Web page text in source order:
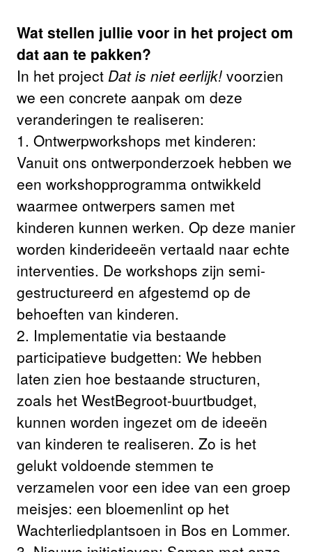
Wat stellen jullie voor in het project om
dat aan te pakken?
In het project Dat is niet eerlijk! voorzien
we een concrete aanpak om deze
veranderingen te realiseren:
1. Ontwerpworkshops met kinderen:
Vanuit ons ontwerponderzoek hebben we
een workshopprogramma ontwikkeld
waarmee ontwerpers samen met
kinderen kunnen werken. Op deze manier
worden kinderideeën vertaald naar echte
interventies. De workshops zijn semi-
gestructureerd en afgestemd op de
behoeften van kinderen.
2. Implementatie via bestaande
participatieve budgetten: We hebben
laten zien hoe bestaande structuren,
zoals het WestBegroot-buurtbudget,
kunnen worden ingezet om de ideeën
van kinderen te realiseren. Zo is het
gelukt voldoende stemmen te
verzamelen voor een idee van een groep
meisjes: een bloemenlint op het
Wachterliedplantsoen in Bos en Lommer.